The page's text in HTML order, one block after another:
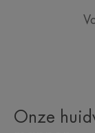
Onze